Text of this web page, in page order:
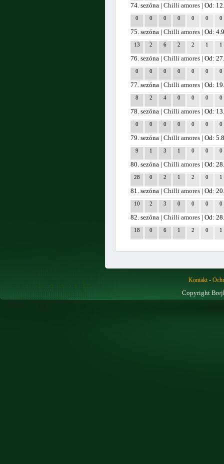
74. sezóna |Chilli amores | Od:
0 0 0 0 0 0 0
75. sezóna |Chilli amores | Od:
13 2 6 2 2 1 1
76. sezóna |Chilli amores | Od:
0 0 0 0 0 0 0
77. sezóna |Chilli amores | Od:
8 2 4 0 0 0 0
78. sezóna |Chilli amores | Od:
0 0 0 0 0 0 0
79. sezóna |Chilli amores | Od:
9 1 3 1 0 0 0
80. sezóna |Chilli amores | Od:
28 0 2 1 2 0 1
81. sezóna |Chilli amores | Od:
10 2 3 0 0 0 0
82. sezóna |Chilli amores | Od:
18 0 6 1 2 0 1
Kontakt-
Copyright